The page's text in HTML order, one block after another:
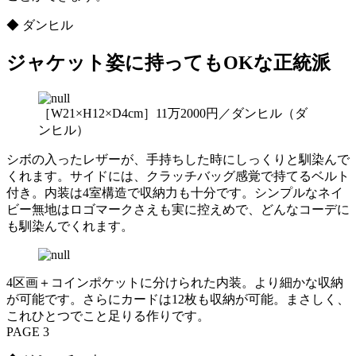
◆ ダンヒル
ジャケット姿に持ってもOKな正統派
［W21×H12×D4cm］11万2000円／ダンヒル（ダ
ンヒル）
シボの入ったレザーが、手持ちした時にしっくりと馴染んで
くれます。サイドには、クラッチバッグ感覚で持てるベルト
付き。内装は4室構造で収納力も十分です。シンプルなネイ
ビー無地はロゴマークさえも実に控えめで、どんなコーデに
も馴染んでくれます。
4区画＋コインポケットに分けられた内装。より細かな収納
が可能です。さらにカードは12枚も収納が可能。まさしく、
これひとつでこと足りる作りです。
PAGE 3